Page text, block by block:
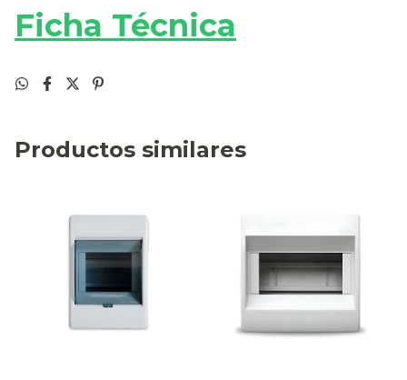
Ficha Técnica
Productos similares